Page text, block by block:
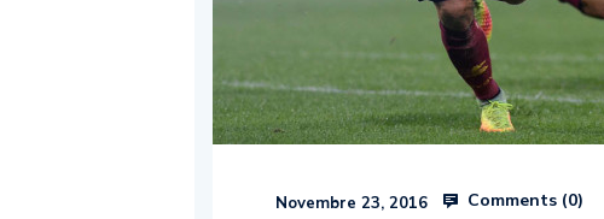
Novembre 23, 2016 Comments (0)